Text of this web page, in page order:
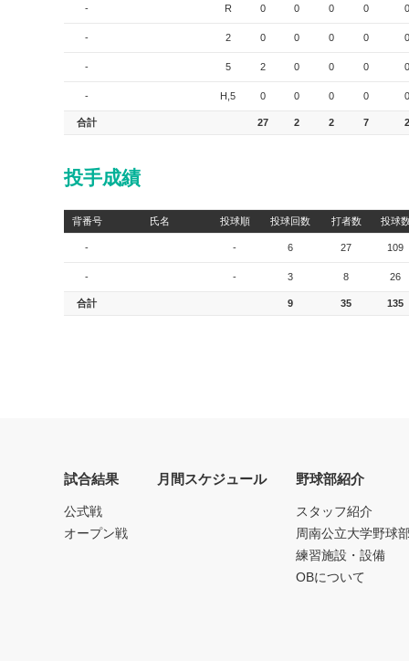
- R 0 0 0 0 0
- 2 0 0 0 0 0
- 5 2 0 0 0 0
- H,5 0 0 0 0 0
合計 27 2 2 7 2
投手成績
背番号 氏名 投球順 投球回数 打者数 投球
- - 6 27 109
- - 3 8 26
合計 9 35 135
試合結果
公式戦
オープン戦
月間スケジュール 野球部紹介
スタッフ紹介
周南公立大学野球
練習施設・設備
OBについて